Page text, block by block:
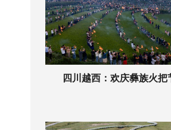
四川越西：欢庆彝族火把